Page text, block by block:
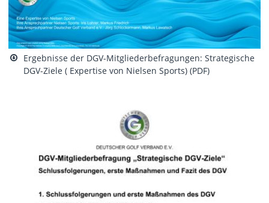
Ergebnisse der DGV-Mitgliederbefragungen: Strategische
DGV-Ziele ( Expertise von Nielsen Sports) (PDF)